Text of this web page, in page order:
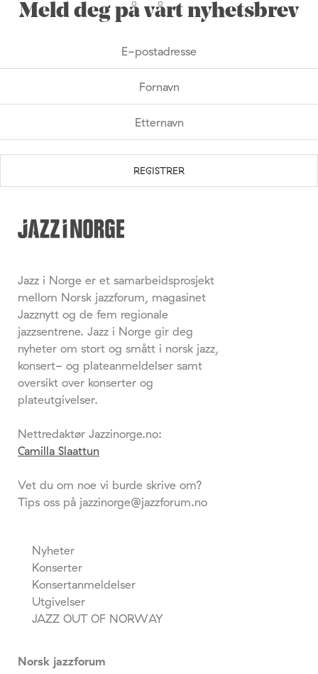
Meld deg på vårt nyhetsbrev
Jazz i Norge er et samarbeidsprosjekt
mellom Norsk jazzforum, magasinet
Jazznytt og de fem regionale
jazzsentrene. Jazz i Norge gir deg
nyheter om stort og smått i norsk jazz,
konsert- og plateanmeldelser samt
oversikt over konserter og
plateutgivelser.
Nettredaktør Jazzinorge.no:
Camilla Slaattun
Vet du om noe vi burde skrive om?
Tips oss på jazzinorge@jazzforum.no
Nyheter
Konserter
Konsertanmeldelser
Utgivelser
JAZZ OUT OF NORWAY
Norsk jazzforum